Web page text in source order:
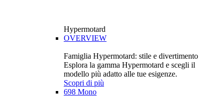
Hypermotard
OVERVIEW
Famiglia Hypermotard: stile e divertimento
Esplora la gamma Hypermotard e scegli il
modello più adatto alle tue esigenze.
Scopri di più
698 Mono